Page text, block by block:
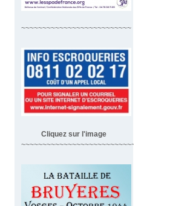
~~~~~~~~~~~~~~~~~~~~~~~~~~
Cliquez sur l'image
~~~~~~~~~~~~~~~~~~~~~~~~~~~~~~~~~~~~